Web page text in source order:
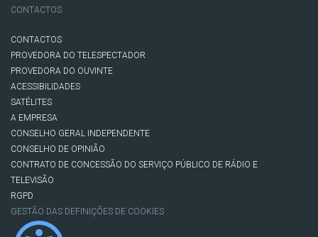
CONTACTOS
CONTACTOS
PROVEDORA DO TELESPECTADOR
PROVEDORA DO OUVINTE
ACESSIBILIDADES
SATÉLITES
A EMPRESA
CONSELHO GERAL INDEPENDENTE
CONSELHO DE OPINIÃO
CONTRATO DE CONCESSÃO DO SERVIÇO PÚBLICO DE RÁDIO E
TELEVISÃO
RGPD
GESTÃO DAS DEFINIÇÕES DE COOKIES